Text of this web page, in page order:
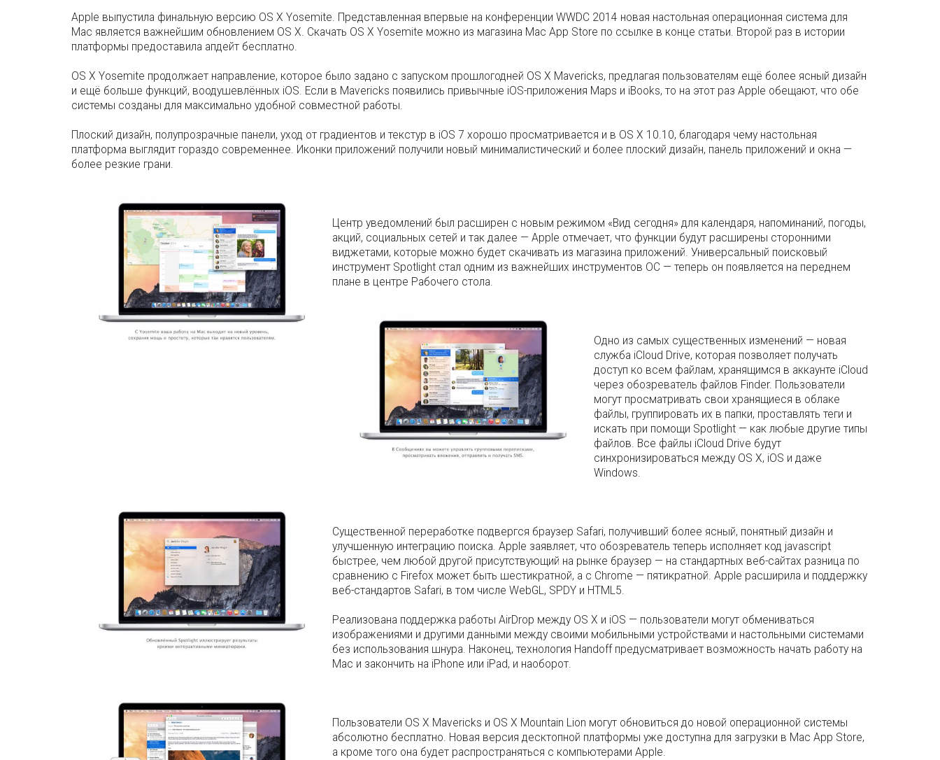
Apple выпустила финальную версию OS X Yosemite. Представленная впервые на конференции WWDC 2014 новая настольная операционная система для
Mac является важнейшим обновлением OS X. Скачать OS X Yosemite можно из магазина Mac App Store по ссылке в конце статьи. Второй раз в истории
платформы предоставила апдейт бесплатно.
OS X Yosemite продолжает направление, которое было задано с запуском прошлогодней OS X Mavericks, предлагая пользователям ещё более ясный дизайн
и ещё больше функций, воодушевлённых iOS. Если в Mavericks появились привычные iOS-приложения Maps и iBooks, то на этот раз Apple обещают, что обе
системы созданы для максимально удобной совместной работы.
Плоский дизайн, полупрозрачные панели, уход от градиентов и текстур в iOS 7 хорошо просматривается и в OS X 10.10, благодаря чему настольная
платформа выглядит гораздо современнее. Иконки приложений получили новый минималистический и более плоский дизайн, панель приложений и окна —
более резкие грани.
Центр уведомлений был расширен с новым режимом «Вид сегодня» для календаря, напоминаний, погоды,
акций, социальных сетей и так далее — Apple отмечает, что функции будут расширены сторонними
виджетами, которые можно будет скачивать из магазина приложений. Универсальный поисковый
инструмент Spotlight стал одним из важнейших инструментов ОС — теперь он появляется на переднем
плане в центре Рабочего стола.
Одно из самых существенных изменений — новая
служба iCloud Drive, которая позволяет получать
доступ ко всем файлам, хранящимся в аккаунте iCloud
через обозреватель файлов Finder. Пользователи
могут просматривать свои хранящиеся в облаке
файлы, группировать их в папки, проставлять теги и
искать при помощи Spotlight — как любые другие типы
файлов. Все файлы iCloud Drive будут
синхронизироваться между OS X, iOS и даже
Windows.
Существенной переработке подвергся браузер Safari, получивший более ясный, понятный дизайн и
улучшенную интеграцию поиска. Apple заявляет, что обозреватель теперь исполняет код jаvascript
быстрее, чем любой другой присутствующий на рынке браузер — на стандартных веб-сайтах разница по
сравнению с Firefox может быть шестикратной, а с Chrome — пятикратной. Apple расширила и поддержку
веб-стандартов Safari, в том числе WebGL, SPDY и HTML5.
Реализована поддержка работы AirDrop между OS X и iOS — пользователи могут обмениваться
изображениями и другими данными между своими мобильными устройствами и настольными системами
без использования шнура. Наконец, технология Handoff предусматривает возможность начать работу на
Mac и закончить на iPhone или iPad, и наоборот.
Пользователи OS X Mavericks и OS X Mountain Lion могут обновиться до новой операционной системы
абсолютно бесплатно. Новая версия десктопной платформы уже доступна для загрузки в Mac App Store,
а кроме того она будет распространяться с компьютерами Apple.